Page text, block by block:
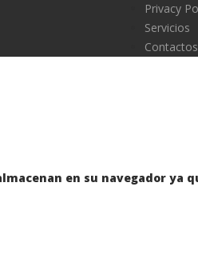
Privacy
Servicios
Contactos
en su navegador ya